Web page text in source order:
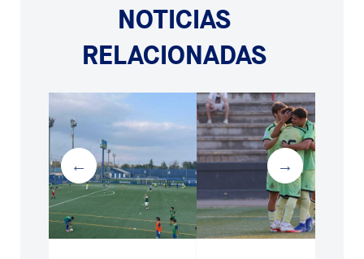
NOTICIAS
RELACIONADAS